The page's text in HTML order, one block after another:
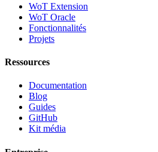
WoT Extension
WoT Oracle
Fonctionnalités
Projets
Ressources
Documentation
Blog
Guides
GitHub
Kit média